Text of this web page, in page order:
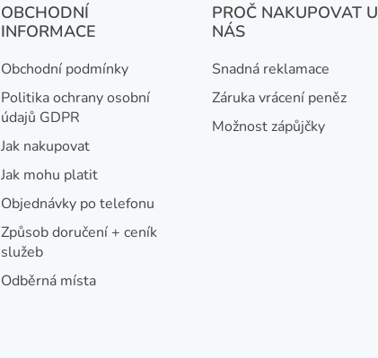
OBCHODNÍ
INFORMACE
Obchodní podmínky
Politika ochrany osobní
údajů GDPR
Jak nakupovat
Jak mohu platit
Objednávky po telefonu
Způsob doručení + ceník
služeb
Odběrná místa
PROČ NAKUPOVAT U
NÁS
Snadná reklamace
Záruka vrácení peněz
Možnost zápůjčky